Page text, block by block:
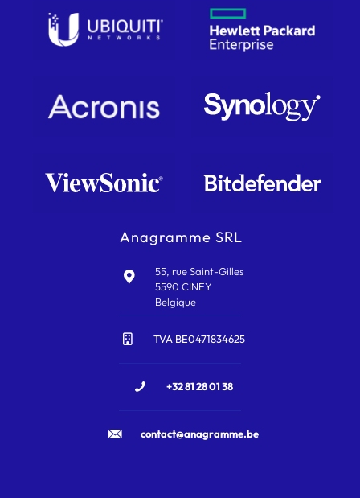
Anagramme SRL
55, rue Saint-Gilles
5590 CINEY
Belgique
TVA BE0471834625
+32 81 28 01 38
contact@anagramme.be